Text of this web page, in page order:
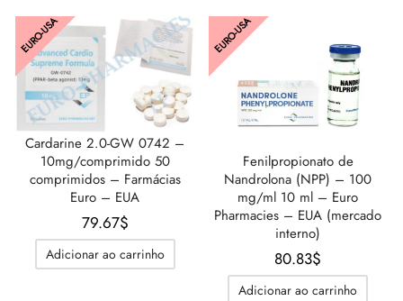
EURO-USA
Cardarine 2.0-GW 0742 –
10mg/comprimido 50
comprimidos – Farmácias
Euro – EUA
79.67$
Adicionar ao carrinho
EURO-USA
Fenilpropionato de
Nandrolona (NPP) – 100
mg/ml 10 ml – Euro
Pharmacies – EUA (mercado
interno)
80.83$
Adicionar ao carrinho